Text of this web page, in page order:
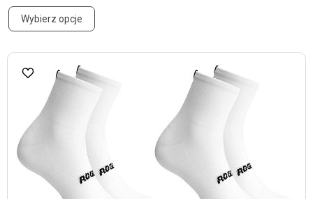
Wybierz opcje